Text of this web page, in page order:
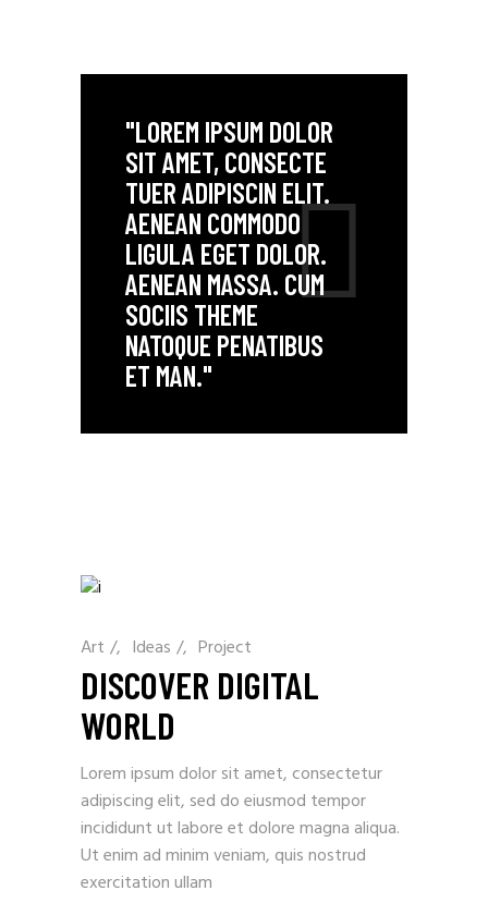
"LOREM IPSUM DOLOR
SIT AMET, CONSECTE
TUER ADIPISCIN ELIT.
AENEAN COMMODO
LIGULA EGET DOLOR.
AENEAN MASSA. CUM
SOCIIS THEME
NATOQUE PENATIBUS
ET MAN."
Art / Ideas / Project
DISCOVER DIGITAL
WORLD
Lorem ipsum dolor sit amet, consectetur
adipiscing elit, sed do eiusmod tempor
incididunt ut labore et dolore magna aliqua.
Ut enim ad minim veniam, quis nostrud
exercitation ullam